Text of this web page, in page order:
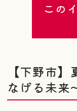
この
【下野市
なげる未来